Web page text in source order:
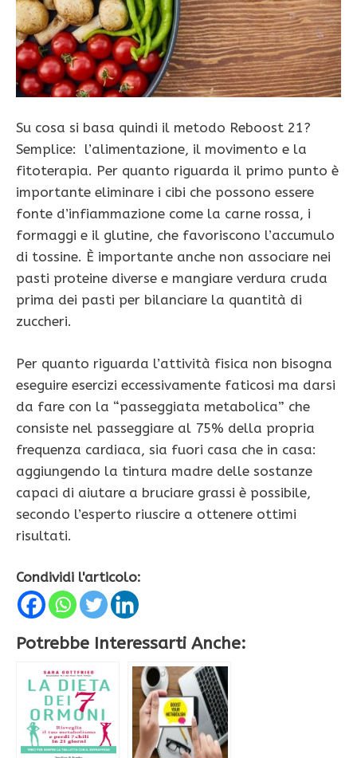
Su cosa si basa quindi il metodo Reboost 21?
Semplice: l’alimentazione, il movimento e la
fitoterapia. Per quanto riguarda il primo punto è
importante eliminare i cibi che possono essere
fonte d’infiammazione come la carne rossa, i
formaggi e il glutine, che favoriscono l’accumulo
di tossine. È importante anche non associare nei
pasti proteine diverse e mangiare verdura cruda
prima dei pasti per bilanciare la quantità di
zuccheri.
Per quanto riguarda l’attività fisica non bisogna
eseguire esercizi eccessivamente faticosi ma darsi
da fare con la “passeggiata metabolica” che
consiste nel passeggiare al 75% della propria
frequenza cardiaca, sia fuori casa che in casa:
aggiungendo la tintura madre delle sostanze
capaci di aiutare a bruciare grassi è possibile,
secondo l’esperto riuscire a ottenere ottimi
risultati.
Condividi l'articolo:
Potrebbe Interessarti Anche: